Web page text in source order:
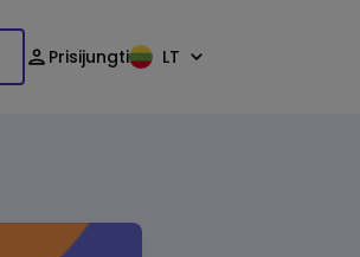
Prisijungti LT